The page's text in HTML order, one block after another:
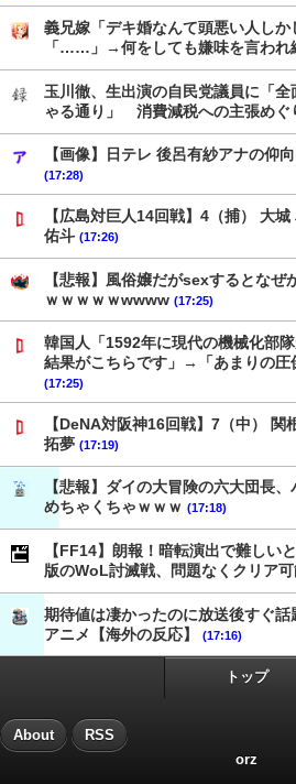
義兄嫁「デキ婚なんて頭悪い人しか
「……」→何をしても嫌味を言わ
玉川徹、生出演の自民党議員に「
ゃる通り」 消費減税への主張めぐ
【画像】日テレ 後呂有紗アナの仰
(17:28)
【広島対巨人14回戦】4（捕） 大
佑斗 (17:26)
【悲報】風俗嬢だがsexするとな
ｗｗｗｗｗwwww (17:25)
韓国人「1592年に現代の機械化部
結果がこちらです」→「あまりの圧
(17:25)
【DeNA対阪神16回戦】7（中）
拓夢 (17:19)
【悲報】ダイの大冒険の六大団長
めちゃくちゃｗｗｗ (17:18)
【FF14】朗報！暗転演出で難しい
版のWoL討滅戦、問題なくクリア可
期待値は凄かったのに放送後すぐ
アニメ【海外の反応】
(17:16)
トップ
About RSS
orz